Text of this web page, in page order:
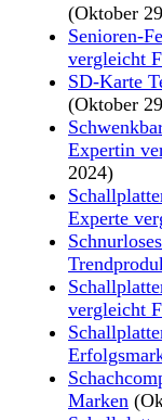
(Oktober
Senioren-
vergleicht
SD-Karte
(Oktober
Expertin
2024)
Experte
vergleicht
Marken